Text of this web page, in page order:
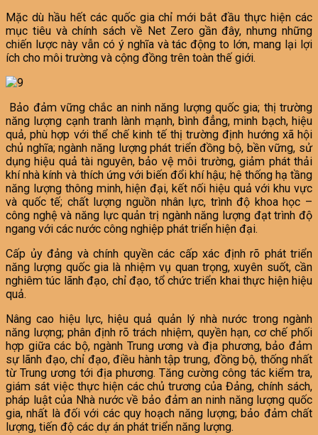
Mặc dù hầu hết các quốc gia chỉ mới bắt đầu thực hiện các
mục tiêu và chính sách về Net Zero gần đây, nhưng những
chiến lược này vẫn có ý nghĩa và tác động to lớn, mang lại lợi
ích cho môi trường và cộng đồng trên toàn thế giới.
Bảo đảm vững chắc an ninh năng lượng quốc gia; thị trường
năng lượng cạnh tranh lành mạnh, bình đẳng, minh bạch, hiệu
quả, phù hợp với thể chế kinh tế thị trường định hướng xã hội
chủ nghĩa; ngành năng lượng phát triển đồng bộ, bền vững, sử
dụng hiệu quả tài nguyên, bảo vệ môi trường, giảm phát thải
khí nhà kính và thích ứng với biến đổi khí hậu; hệ thống hạ tầng
năng lượng thông minh, hiện đại, kết nối hiệu quả với khu vực
và quốc tế; chất lượng nguồn nhân lực, trình độ khoa học –
công nghệ và năng lực quản trị ngành năng lượng đạt trình độ
ngang với các nước công nghiệp phát triển hiện đại.
Cấp ủy đảng và chính quyền các cấp xác định rõ phát triển
năng lượng quốc gia là nhiệm vụ quan trọng, xuyên suốt, cần
nghiêm túc lãnh đạo, chỉ đạo, tổ chức triển khai thực hiện hiệu
quả.
Nâng cao hiệu lực, hiệu quả quản lý nhà nước trong ngành
năng lượng; phân định rõ trách nhiệm, quyền hạn, cơ chế phối
hợp giữa các bộ, ngành Trung ương và địa phương, bảo đảm
sự lãnh đạo, chỉ đạo, điều hành tập trung, đồng bộ, thống nhất
từ Trung ương tới địa phương. Tăng cường công tác kiểm tra,
giám sát việc thực hiện các chủ trương của Đảng, chính sách,
pháp luật của Nhà nước về bảo đảm an ninh năng lượng quốc
gia, nhất là đối với các quy hoạch năng lượng; bảo đảm chất
lượng, tiến độ các dự án phát triển năng lượng.